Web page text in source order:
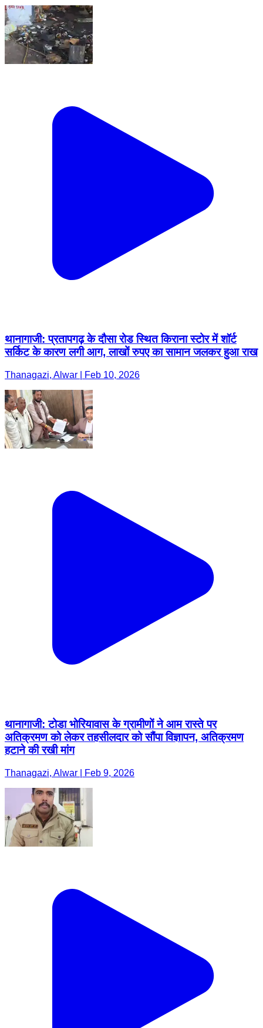
थानागाजी: प्रतापगढ़ के दौसा रोड स्थित किराना स्टोर में शॉर्ट
सर्किट के कारण लगी आग, लाखों रुपए का सामान जलकर हुआ राख
Thanagazi, Alwar | Feb 10, 2026
थानागाजी: टोडा भोरियावास के ग्रामीणों ने आम रास्ते पर
अतिक्रमण को लेकर तहसीलदार को सौंपा विज्ञापन, अतिक्रमण
हटाने की रखी मांग
Thanagazi, Alwar | Feb 9, 2026